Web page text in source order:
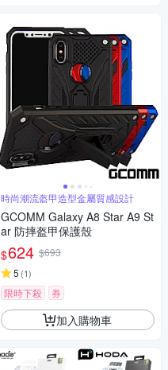
時尚潮流盔甲造型金屬質感設計
GCOMM Galaxy A8 Star A9 St
ar 防摔盔甲保護殼
$624 $693
5 (1)
限時下殺 券
加入購物車